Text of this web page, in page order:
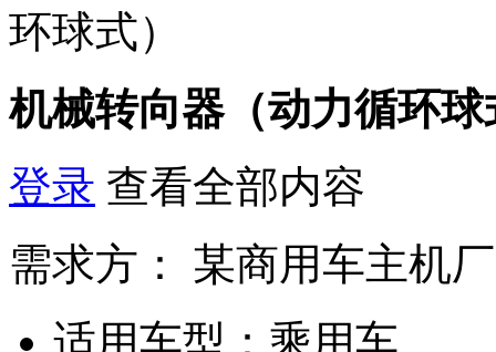
环球式）
机械转向器（动力循环球
登录 查看全部内容
需求方：
某商用车主机厂
适用车型： 乘用车